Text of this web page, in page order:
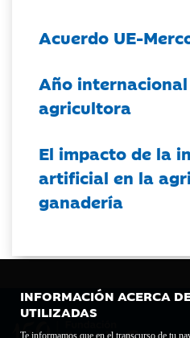
INFORMACIÓN ACERCA
UTILIZADAS
Te informamos que en el transcurso de tu
Acuerdo UE-
Año
agricultora
El impacto de la
artificial en la
ganadería